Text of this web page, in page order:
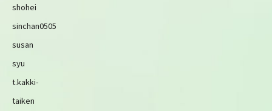
shohei
sinchan0505
susan
syu
t.kakki-
taiken